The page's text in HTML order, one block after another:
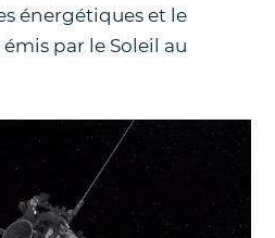
énergétiques et le
par le Soleil au